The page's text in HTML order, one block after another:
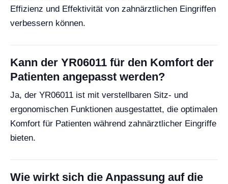
Effizienz und Effektivität von zahnärztlichen Eingriffen
verbessern können.
Kann der YR06011 für den Komfort der
Patienten angepasst werden?
Ja, der YR06011 ist mit verstellbaren Sitz- und
ergonomischen Funktionen ausgestattet, die optimalen
Komfort für Patienten während zahnärztlicher Eingriffe
bieten.
Wie wirkt sich die Anpassung auf die